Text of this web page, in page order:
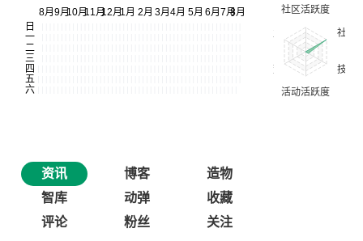
资讯 博客
造物
智库
动弹
收藏
评论
粉丝 关注